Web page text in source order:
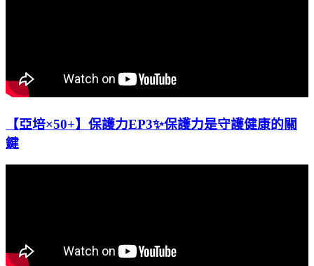
【亞培×50+】保護力EP3✨保護力是守護健康的關
鍵